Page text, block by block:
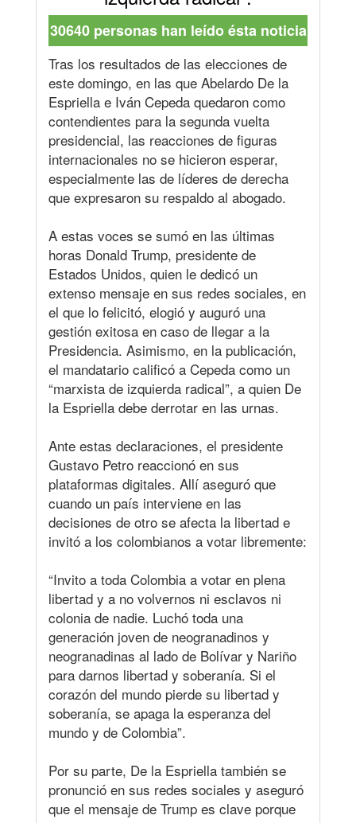
30640 personas han leído ésta noticia
Tras los resultados de las elecciones de
este domingo, en las que Abelardo De la
Espriella e Iván Cepeda quedaron como
contendientes para la segunda vuelta
presidencial, las reacciones de figuras
internacionales no se hicieron esperar,
especialmente las de líderes de derecha
que expresaron su respaldo al abogado.
A estas voces se sumó en las últimas
horas Donald Trump, presidente de
Estados Unidos, quien le dedicó un
extenso mensaje en sus redes sociales, en
el que lo felicitó, elogió y auguró una
gestión exitosa en caso de llegar a la
Presidencia. Asimismo, en la publicación,
el mandatario calificó a Cepeda como un
“marxista de izquierda radical”, a quien De
la Espriella debe derrotar en las urnas.
Ante estas declaraciones, el presidente
Gustavo Petro reaccionó en sus
plataformas digitales. Allí aseguró que
cuando un país interviene en las
decisiones de otro se afecta la libertad e
invitó a los colombianos a votar libremente:
“Invito a toda Colombia a votar en plena
libertad y a no volvernos ni esclavos ni
colonia de nadie. Luchó toda una
generación joven de neogranadinos y
neogranadinas al lado de Bolívar y Nariño
para darnos libertad y soberanía. Si el
corazón del mundo pierde su libertad y
soberanía, se apaga la esperanza del
mundo y de Colombia”.
Por su parte, De la Espriella también se
pronunció en sus redes sociales y aseguró
que el mensaje de Trump es clave porque